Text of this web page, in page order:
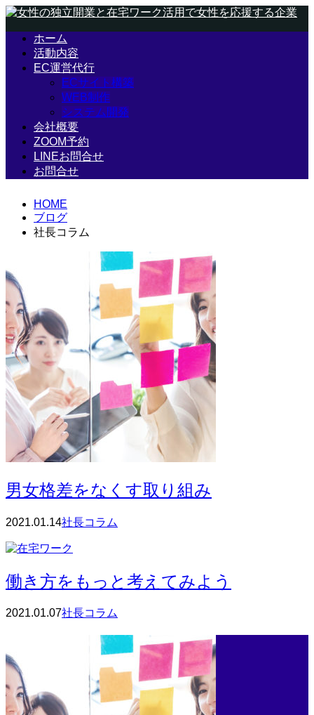
ホーム
活動内容
EC運営代行
ECサイト構築
WEB制作
システム開発
会社概要
ZOOM予約
LINEお問合せ
お問合せ
HOME
ブログ
社長コラム
男女格差をなくす取り組み
2021.01.14社長コラム
働き方をもっと考えてみよう
2021.01.07社長コラム